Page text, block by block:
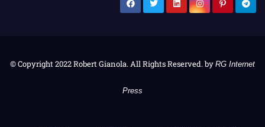
© Copyright 2022 Robert Gianola. All Rights Reserved. by RG Internet
Press